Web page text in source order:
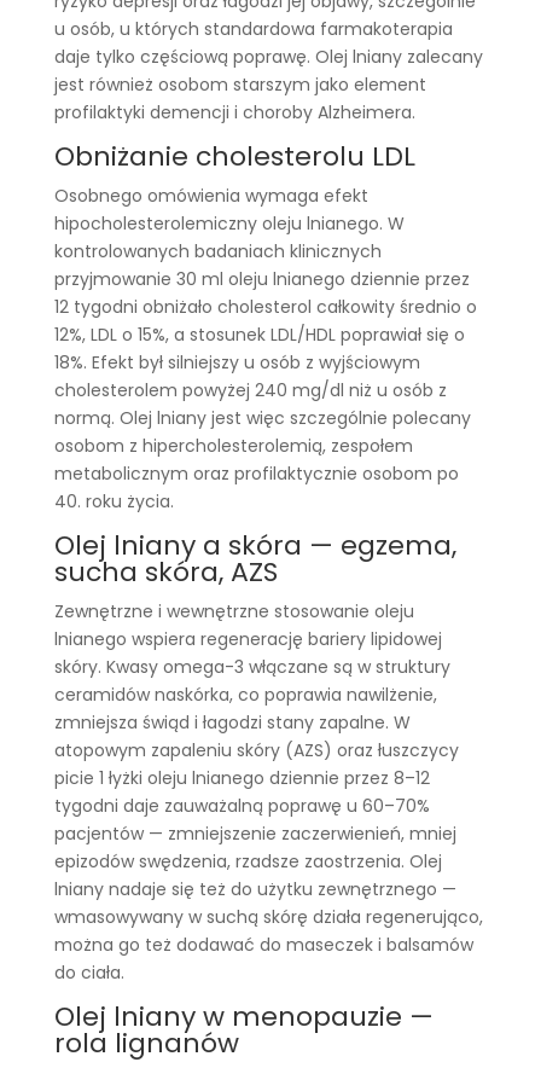
u osób, u których standardowa farmakoterapia
daje tylko częściową poprawę. Olej lniany zalecany
jest również osobom starszym jako element
profilaktyki demencji i choroby Alzheimera.
Obniżanie cholesterolu LDL
Osobnego omówienia wymaga efekt
hipocholesterolemiczny oleju lnianego. W
kontrolowanych badaniach klinicznych
przyjmowanie 30 ml oleju lnianego dziennie przez
12 tygodni obniżało cholesterol całkowity średnio o
12%, LDL o 15%, a stosunek LDL/HDL poprawiał się o
18%. Efekt był silniejszy u osób z wyjściowym
cholesterolem powyżej 240 mg/dl niż u osób z
normą. Olej lniany jest więc szczególnie polecany
osobom z hipercholesterolemią, zespołem
metabolicznym oraz profilaktycznie osobom po
40. roku życia.
Olej lniany a skóra — egzema,
sucha skóra, AZS
Zewnętrzne i wewnętrzne stosowanie oleju
lnianego wspiera regenerację bariery lipidowej
skóry. Kwasy omega-3 włączane są w struktury
ceramidów naskórka, co poprawia nawilżenie,
zmniejsza świąd i łagodzi stany zapalne. W
atopowym zapaleniu skóry (AZS) oraz łuszczycy
picie 1 łyżki oleju lnianego dziennie przez 8–12
tygodni daje zauważalną poprawę u 60–70%
pacjentów — zmniejszenie zaczerwienień, mniej
epizodów swędzenia, rzadsze zaostrzenia. Olej
lniany nadaje się też do użytku zewnętrznego —
wmasowywany w suchą skórę działa regenerująco,
można go też dodawać do maseczek i balsamów
do ciała.
Olej lniany w menopauzie —
rola lignanów